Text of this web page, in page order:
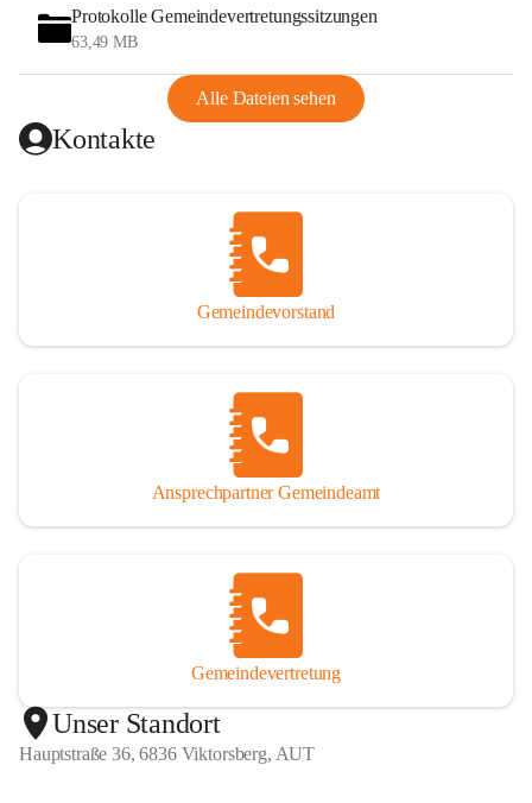
Protokolle Gemeindevertretungssitzungen
63,49 MB
Alle Dateien sehen
Kontakte
Gemeindevorstand
Ansprechpartner Gemeindeamt
Gemeindevertretung
Unser Standort
Hauptstraße 36, 6836 Viktorsberg, AUT